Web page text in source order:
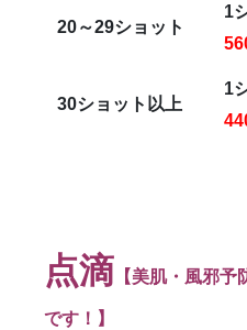
20～29ショット
1
30ショット以上
1
点滴 【美肌・風邪
です！】